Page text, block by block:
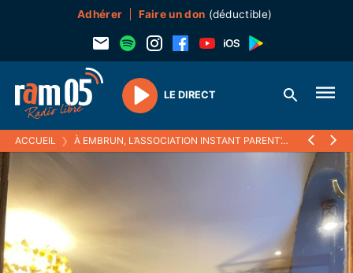
Adhérer Faire un don (déductible)
Play
LE DIRECT
ACCUEIL ❯ À EMBRUN, L’ASSOCIATION INSTANT PARENT’AISE VEUT CRÉER UN CAFÉ DES FAMILLES